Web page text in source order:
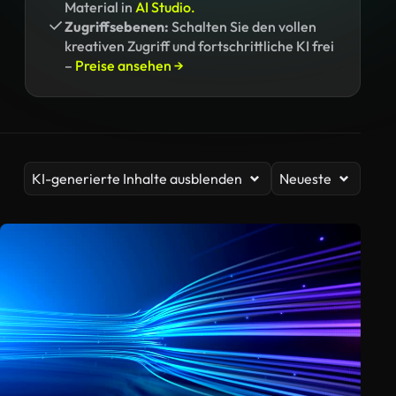
Material in AI Studio.
Zugriffsebenen: Schalten Sie den vollen
kreativen Zugriff und fortschrittliche KI frei
– Preise ansehen →
KI-generierte Inhalte ausblenden Neueste